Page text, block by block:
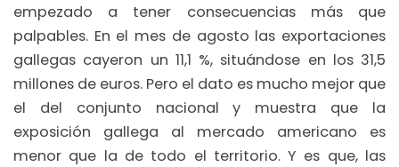
empezado a tener consecuencias más que
palpables. En el mes de agosto las exportaciones
gallegas cayeron un 11,1 %, situándose en los 31,5
millones de euros. Pero el dato es mucho mejor que
el del conjunto nacional y muestra que la
exposición gallega al mercado americano es
menor que la de todo el territorio. Y es que, las